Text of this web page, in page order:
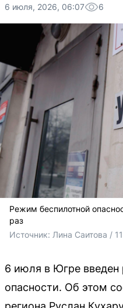
6 июля, 2026, 06:07 6
Режим беспилотной
раз
Источник: Лина Саитова /
6 июля в Югре
опасности. Об этом